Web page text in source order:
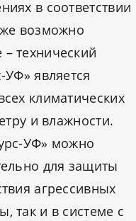
в соответствии
возможно
технический
является
климатических
и влажности.
УФ» можно
для защиты
агрессивных
так и в системе с